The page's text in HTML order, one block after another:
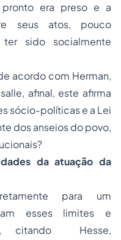
era preso e a
seus atos, pouco
sido socialmente
acordo com Herman,
afinal, este afirma
sócio-políticas e a Lei
dos anseios do povo,
da atuação da
para um
esses limites e
citando Hesse,